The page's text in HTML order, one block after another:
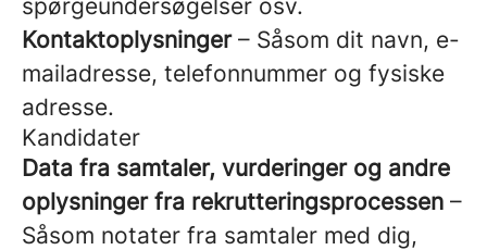
spørgeundersøgelser osv.
Kontaktoplysninger– Såsom dit navn, e-
mailadresse, telefonnummer og fysiske
adresse.
Kandidater
Data fra samtaler, vurderinger og andre
oplysninger fra rekrutteringsprocessen –
Såsom notater fra samtaler med dig,